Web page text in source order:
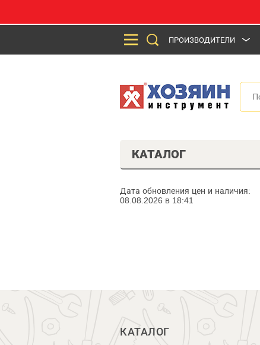
ПРОИЗВОДИТЕЛИ
КАТАЛОГ
Дата обновления цен и наличия:
08.08.2026 в 18:41
КАТАЛОГ